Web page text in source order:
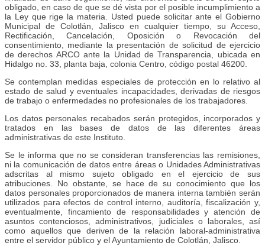
obligado, en caso de que se dé vista por el posible incumplimiento a
la Ley que rige la materia. Usted puede solicitar ante el Gobierno
Municipal de Colotlán, Jalisco en cualquier tiempo, su Acceso,
Rectificación, Cancelación, Oposición o Revocación del
consentimiento, mediante la presentación de solicitud de ejercicio
de derechos ARCO ante la Unidad de Transparencia, ubicada en
Hidalgo no. 33, planta baja, colonia Centro, código postal 46200.
Se contemplan medidas especiales de protección en lo relativo al
estado de salud y eventuales incapacidades, derivadas de riesgos
de trabajo o enfermedades no profesionales de los trabajadores.
Los datos personales recabados serán protegidos, incorporados y
tratados en las bases de datos de las diferentes áreas
administrativas de este Instituto.
Se le informa que no se consideran transferencias las remisiones,
ni la comunicación de datos entre áreas o Unidades Administrativas
adscritas al mismo sujeto obligado en el ejercicio de sus
atribuciones. No obstante, se hace de su conocimiento que los
datos personales proporcionados de manera interna también serán
utilizados para efectos de control interno, auditoría, fiscalización y,
eventualmente, fincamiento de responsabilidades y atención de
asuntos contenciosos, administrativos, judiciales o laborales, así
como aquellos que deriven de la relación laboral-administrativa
entre el servidor público y el Ayuntamiento de Colotlán, Jalisco.